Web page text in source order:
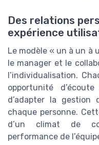
Des relations
expérience
Le modèle « un à un
le manager et le
l’individualisation.
opportunité
d’adapter la
chaque personne.
d’un climat de
performance de